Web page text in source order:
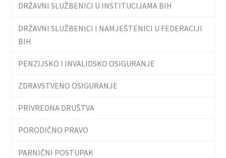
DRŽAVNI SLUŽBENICI U INSTITUCIJAMA BIH
DRŽAVNI SLUŽBENICI I NAMJEŠTENICI U FEDERACIJI
BIH
PENZIJSKO I INVALIDSKO OSIGURANJE
ZDRAVSTVENO OSIGURANJE
PRIVREDNA DRUŠTVA
PORODIČNO PRAVO
PARNIČNI POSTUPAK